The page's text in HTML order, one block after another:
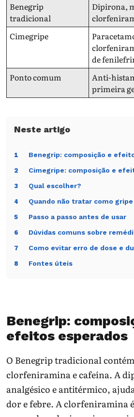
Benegrip
tradicional
Dipirona,
Cimegripe
de
Ponto comum
Anti-
primeira
1 Benegrip: composição e
2 Cimegripe: composição e
3 Qual escolher?
4 Quando não tratar como
5 Passo a passo antes de usar
6 Dúvidas comuns sobre
7 Como evitar erro de dose e
8 Fontes úteis
Benegrip:
efeitos esperados
O Benegrip tradicional
clorfeniramina e cafeína. A
analgésico e antitérmico,
dor e febre. A clorfeniramina